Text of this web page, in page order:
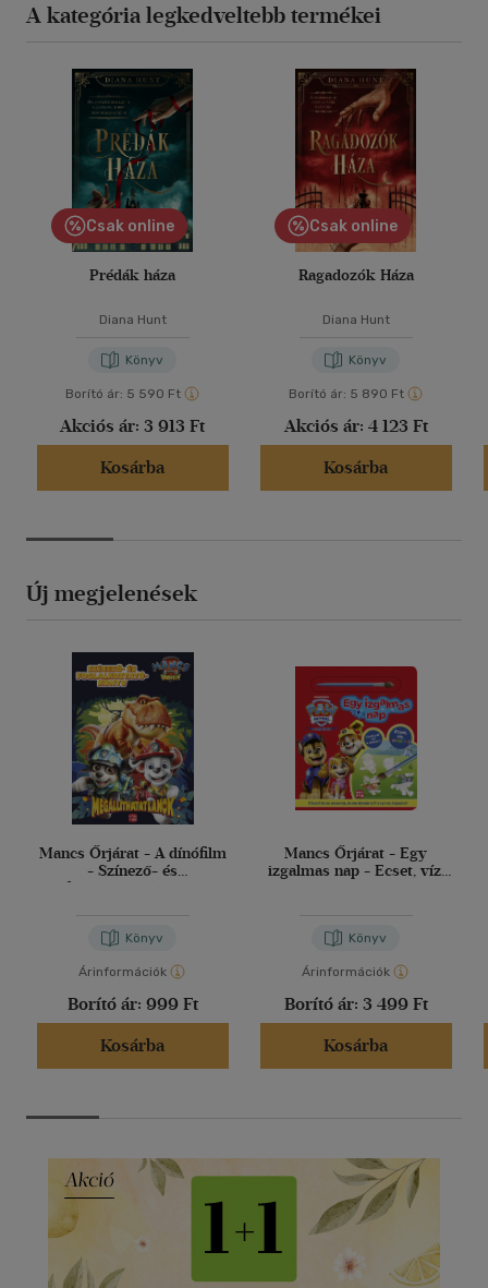
A kategória legkedveltebb termékei
Csak online
Prédák háza
Diana Hunt
Könyv
Borító ár: 5 590 Ft
Akciós ár: 3 913 Ft
Kosárba
Csak online
Ragadozók Háza
Diana Hunt
Könyv
Borító ár: 5 890 Ft
Akciós ár: 4 123 Ft
Kosárba
Új megjelenések
Mancs Őrjárat - A dínófilm
- Színező- és
foglalkoztatókönyv
Könyv
Árinformációk
Borító ár: 999 Ft
Kosárba
Mancs Őrjárat - Egy
izgalmas nap - Ecset, víz,
Könyv
Árinformációk
Borító ár: 3 499 Ft
Kosárba